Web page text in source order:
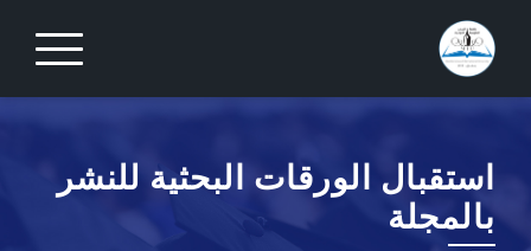
content
استقبال الورقات البحثية للنشر
بالمجلة